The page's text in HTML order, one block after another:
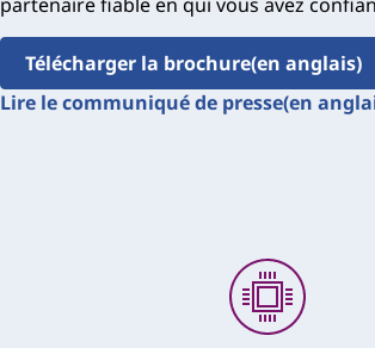
Télécharger la brochure(en anglais)
Lire le communiqué de presse(en